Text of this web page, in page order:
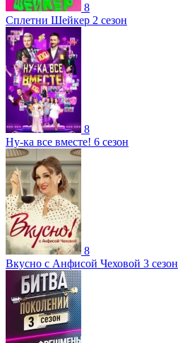
8
Сплетни Шейкер 2 сезон
8
Ну-ка все вместе! 6 сезон
8
Вкусно с Анфисой Чеховой 3 сезон